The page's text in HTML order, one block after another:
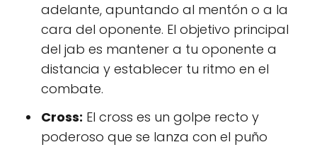
adelante, apuntando al mentón o a la
cara del oponente. El objetivo principal
del jab es mantener a tu oponente a
distancia y establecer tu ritmo en el
combate.
Cross: El cross es un golpe recto y
poderoso que se lanza con el puño